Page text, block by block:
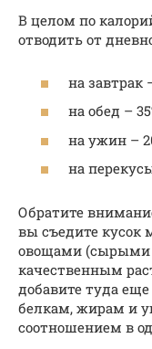
В целом по
отводить от
на завтрак
на обед –
на ужин –
на
Обратите
вы съедите
овощами
качественным
добавите туда
белкам, жирам и
соотношением в